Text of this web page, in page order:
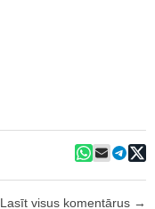
Lasīt visus komentārus →